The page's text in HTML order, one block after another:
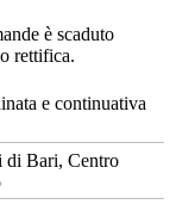
è scaduto
rettifica.
e continuativa
di Bari, Centro